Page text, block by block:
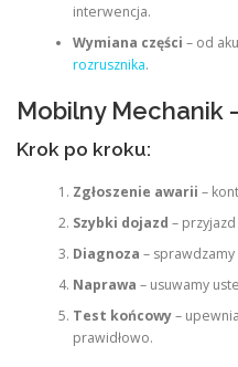
interwencja.
Wymiana części – od
rozrusznika.
Mobilny Mechanik
Krok po kroku:
Zgłoszenie awarii –
Szybki dojazd –
Diagnoza –
Naprawa – usuwamy
Test końcowy–
prawidłowo.